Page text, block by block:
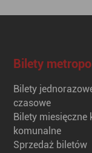
Bilety
Bilety
czasowe
Bilety miesięczne
komunalne
Sprzedaż biletów